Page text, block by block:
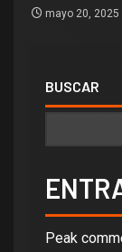
mayo 20, 2025
BUSCAR
Peak